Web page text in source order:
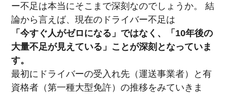
ー不足は本当にそこまで深刻なのでしょうか。 結
論から言えば、現在のドライバー不足は
「今すぐ人がゼロになる」ではなく、「10年後の
大量不足が見えている」ことが深刻となっていま
す。
最初にドライバーの受入れ先（運送事業者）と有
資格者（第一種大型免許）の推移をみていきま